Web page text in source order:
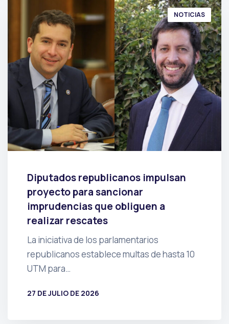
NOTICIAS
Diputados republicanos impulsan
proyecto para sancionar
imprudencias que obliguen a
realizar rescates
La iniciativa de los parlamentarios
republicanos establece multas de hasta 10
UTM para…
27 DE JULIO DE 2026